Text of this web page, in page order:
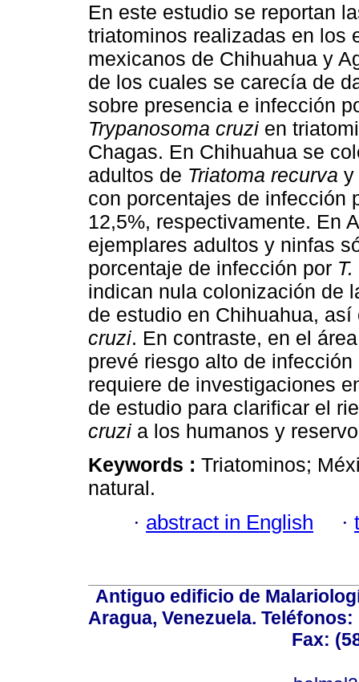
En este estudio se reportan
triatominos realizadas en los
mexicanos de Chihuahua y
de los cuales se carecía de
sobre presencia e infección
Trypanosoma cruzi en
Chagas. En Chihuahua se
adultos de Triatoma recurva
con porcentajes de infección
12,5%, respectivamente. En
ejemplares adultos y ninfas
porcentaje de infección por
indican nula colonización de
de estudio en Chihuahua,
cruzi. En contraste, en el
prevé riesgo alto de
requiere de investigaciones
de estudio para clarificar el
cruzi a los humanos y
Keywords : Triatominos;
natural.
· abstract in English ·
Antiguo edificio de
Aragua, Venezuela. Teléfonos:
Fax: